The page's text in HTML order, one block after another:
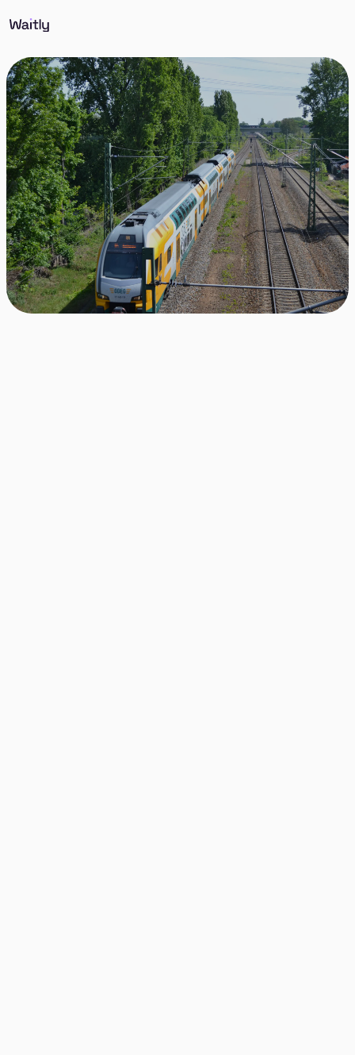
Entdecke Spandau, einen Bezirk bekannt für seine
reiche Geschichte, lebendige Kulturszene und
malerische Landschaften, der historischen Charme
und moderne Annehmlichkeiten in Berlin perfekt
vereint.